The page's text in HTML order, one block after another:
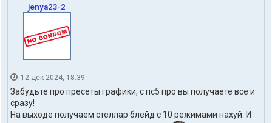
jenya23-2
12 дек 2024, 18:39
Забудьте про пресеты графики, с пс5 про вы получаете всё и
сразу!
На выходе получаем стеллар блейд с 10 режимами нахуй. И